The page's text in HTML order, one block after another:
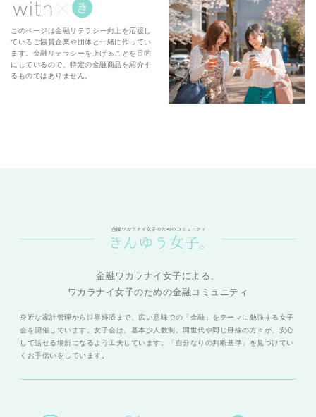
このページは金融リテラシー向上を応援し
ているご協賛企業や団体と一緒に作ってい
ます。金融リテラシーを上げることを目的
にしているので、特定の金融商品を紹介す
るものではありません。
金融ワカラナイ女子による、
ワカラナイ女子のための金融コミュニティ
身近な家計管理から世界経済まで、広い意味での「金融」をテーマに勉強する女子
会を開催しています。女子会は、基本少人数制。同世代や同じ目線の方々が、安心
して話せる場所になるよう工夫しています。「自分なりの判断基準」を見つけてい
くお手伝いをしています。